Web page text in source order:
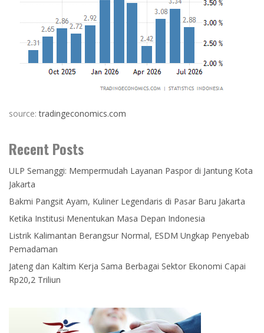
source:tradingeconomics.com
Recent Posts
ULP Semanggi: Mempermudah Layanan Paspor di Jantung Kota
Jakarta
Bakmi Pangsit Ayam, Kuliner Legendaris di Pasar Baru Jakarta
Ketika Institusi Menentukan Masa Depan Indonesia
Listrik Kalimantan Berangsur Normal, ESDM Ungkap Penyebab
Pemadaman
Jateng dan Kaltim Kerja Sama Berbagai Sektor Ekonomi Capai
Rp20,2 Triliun